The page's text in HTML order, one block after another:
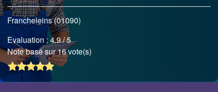
Francheleins (01090)
Evaluation :4.9/ 5
Note basé sur 16 vote(s)